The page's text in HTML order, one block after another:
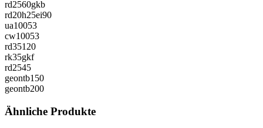
rd2560gkb
rd20h25ei90
ua10053
cw10053
rd35120
rk35gkf
rd2545
geontb150
geontb200
Ähnliche Produkte